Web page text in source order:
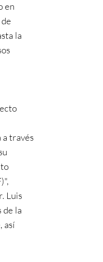
en
la
través
Luis
de la
así